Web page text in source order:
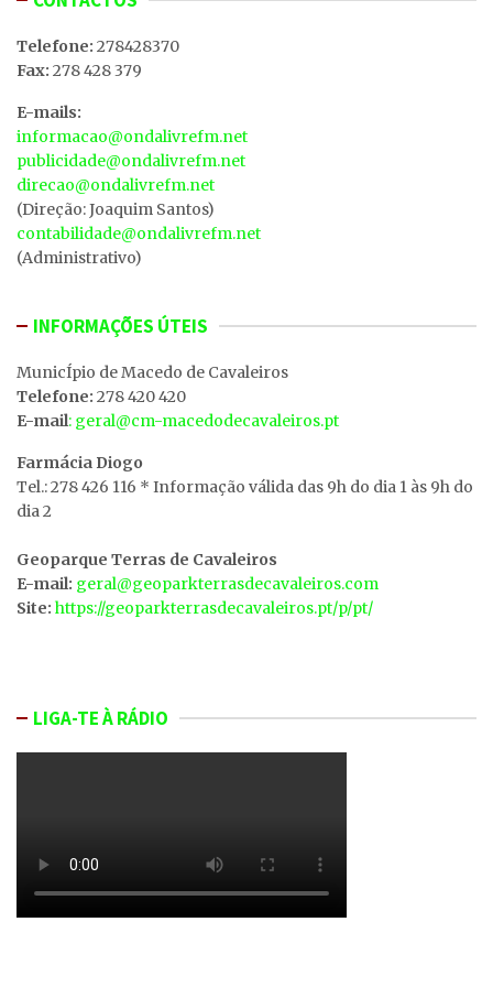
Telefone: 278428370
Fax: 278 428 379
E-mails:
informacao@ondalivrefm.net
publicidade@ondalivrefm.net
direcao@ondalivrefm.net
(Direção: Joaquim Santos)
contabilidade@ondalivrefm.net
(Administrativo)
INFORMAÇÕES ÚTEIS
MunicÍpio de Macedo de Cavaleiros
Telefone: 278 420 420
E-mail: geral@cm-macedodecavaleiros.pt
Farmácia Diogo
Tel.: 278 426 116 * Informação válida das 9h do dia 1 às 9h do
dia 2
Geoparque Terras de Cavaleiros
E-mail: geral@geoparkterrasdecavaleiros.com
Site: https://geoparkterrasdecavaleiros.pt/p/pt/
LIGA-TE À RÁDIO